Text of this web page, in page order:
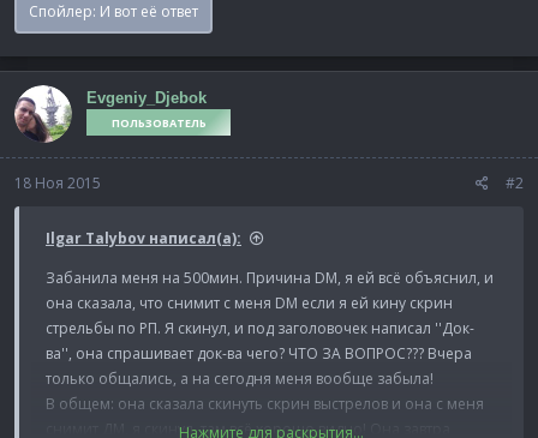
Спойлер: И вот её ответ
Evgeniy_Djebok
ПОЛЬЗОВАТЕЛЬ
18 Ноя 2015 #2
Ilgar Talybov написал(а):
Забанила меня на 500мин. Причина DM, я ей всё объяснил, и
она сказала, что снимит с меня DM если я ей кину скрин
стрельбы по РП. Я скинул, и под заголовочек написал ''Док-
ва'', она спрашивает док-ва чего? ЧТО ЗА ВОПРОС??? Вчера
только общались, а на сегодня меня вообще забыла!
В общем: она сказала скинуть скрин выстрелов и она с меня
снимит ДМ, я скинул, там всё хорошо видно! Она завтра
Нажмите для раскрытия...